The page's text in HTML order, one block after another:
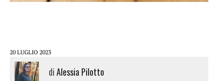
20 LUGLIO 2023
diAlessia Pilotto